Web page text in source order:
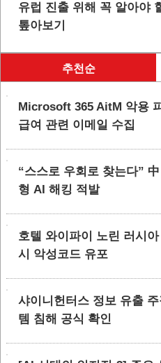
유럽 진출 위해 꼭 알아야
톺아보기
추천순
Microsoft 365 AitM 악용
급여 관련 이메일 수집
“스스로 우회로 찾는다”
형 AI 해킹 적발
호텔 와이파이 노린 러시
시 악성코드 유포
샤이니헌터스 정보 유출
템 침해 공식 확인